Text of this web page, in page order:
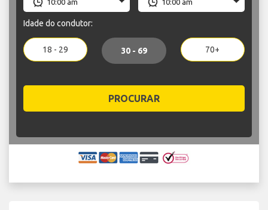
Idade do condutor:
18 - 29 30 - 69 70+
PROCURAR